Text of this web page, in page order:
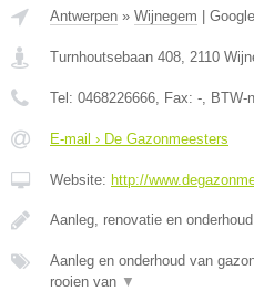
Antwerpen » Wijnegem
Turnhoutsebaan 408 2110
Tel: 0468226666 , Fax: - , BTW-
E-mail › De Gazonmeesters
Website: http://
Aanleg, renovatie en
Aanleg en onderhoud van
rooien van ▼